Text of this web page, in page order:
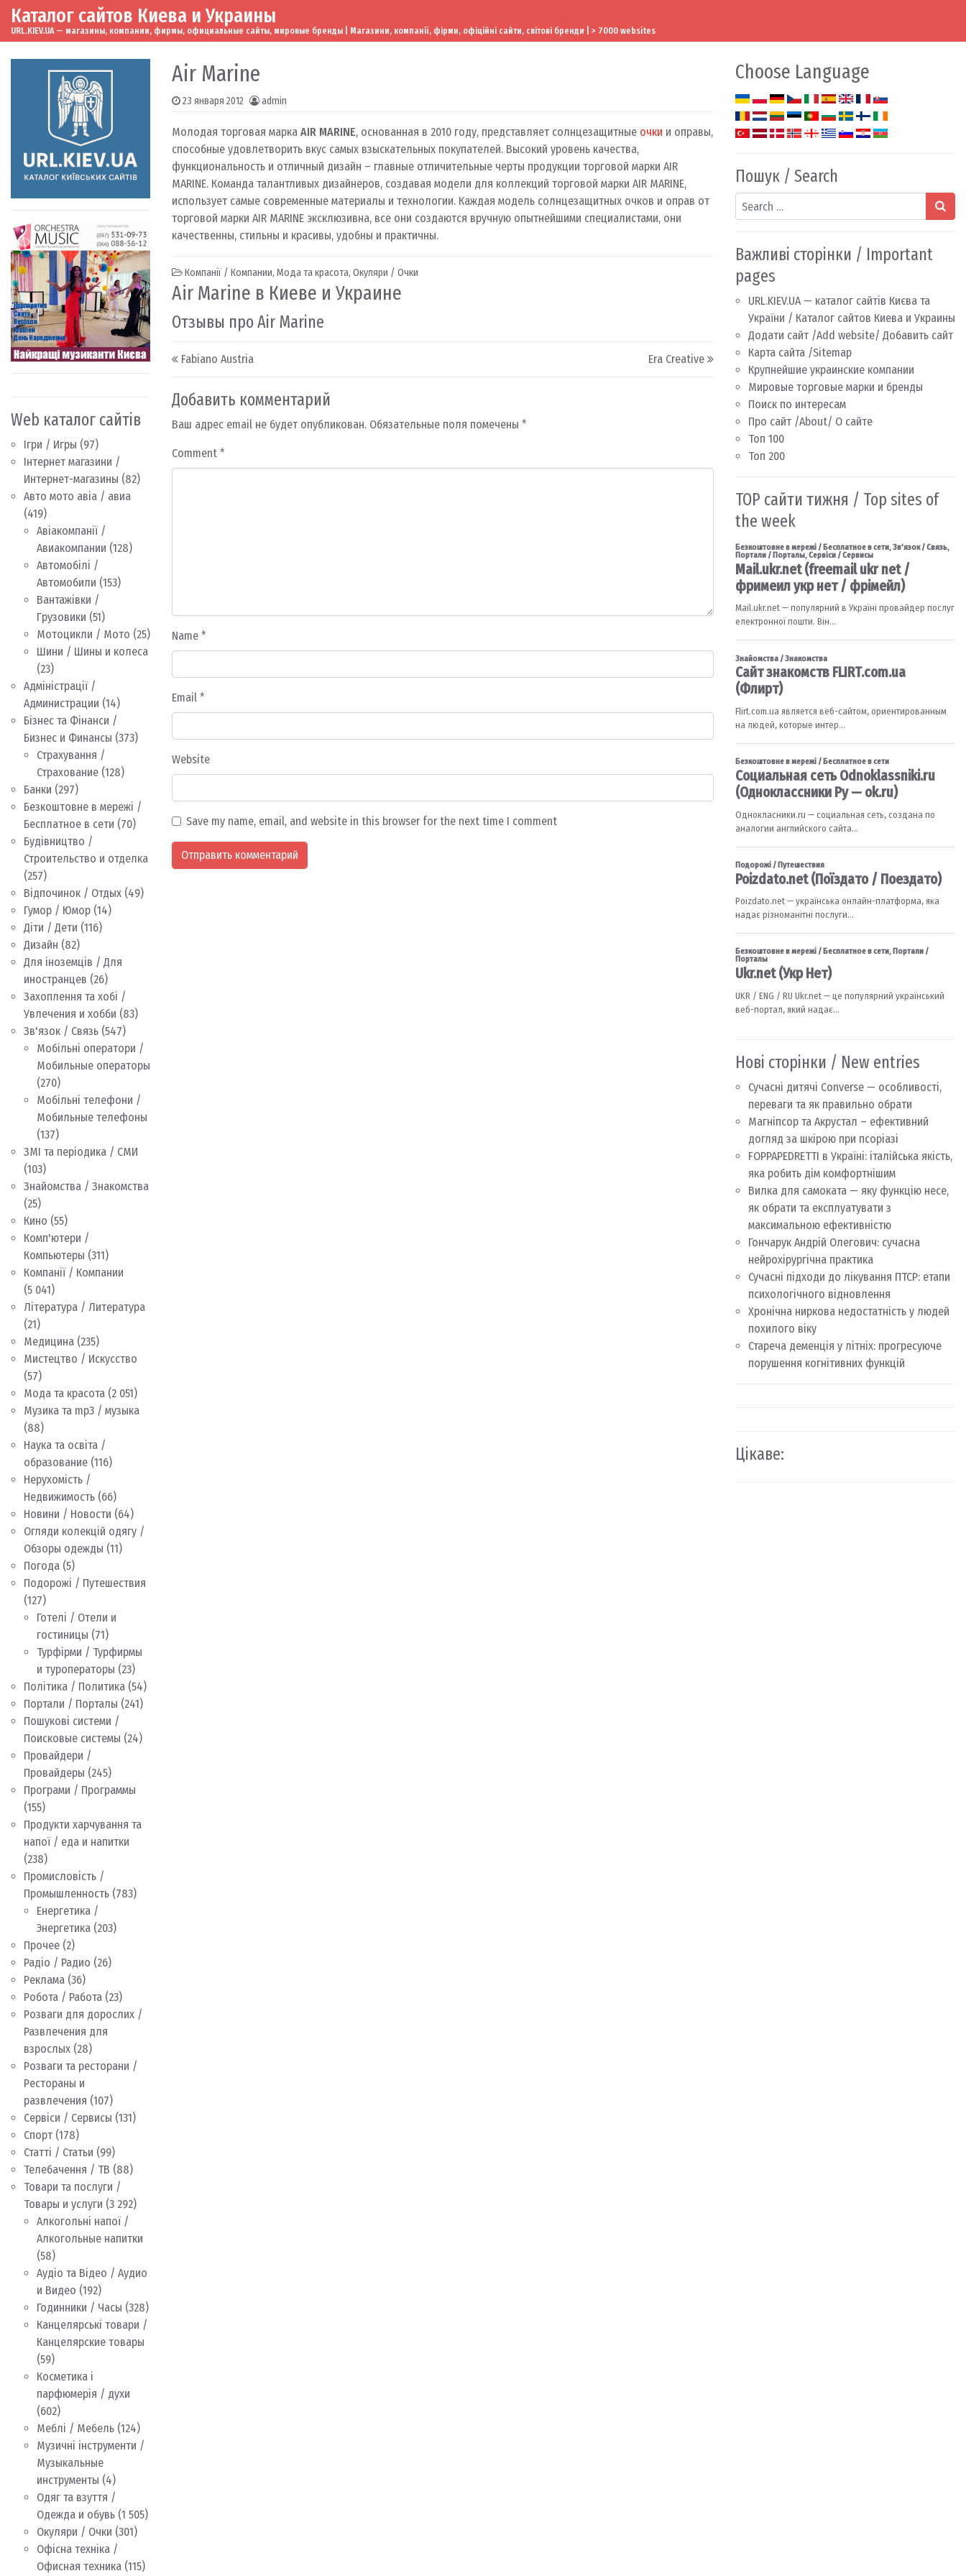
Skip to content
Main Navigation
Каталог сайтов Киева и Украины
URL.KIEV.UA — магазины, компании, фирмы, официальные сайты, мировые бренды | Магазини, компанії, фірми, офіційні сайти, світові бренди | > 7000 websites
Web каталог сайтів
Ігри / Игры (97)
Інтернет магазини /
Интернет-магазины (82)
Авто мото авіа / авиа
(419)
Авіакомпанії /
Авиакомпании (128)
Автомобілі /
Автомобили (153)
Вантажівки /
Грузовики (51)
Мотоцикли / Мото (25)
Шини / Шины и колеса
(23)
Адміністрації /
Администрации (14)
Бізнес та Фінанси /
Бизнес и Финансы (373)
Страхування /
Страхование (128)
Банки (297)
Безкоштовне в мережі /
Бесплатное в сети (70)
Будівництво /
Строительство и отделка
(257)
Відпочинок / Отдых (49)
Гумор / Юмор (14)
Діти / Дети (116)
Дизайн (82)
Для іноземців / Для
иностранцев (26)
Захоплення та хобі /
Увлечения и хобби (83)
Зв'язок / Связь (547)
Мобільні оператори /
Мобильные операторы
(270)
Мобільні телефони /
Мобильные телефоны
(137)
ЗМІ та періодика / СМИ
(103)
Знайомства / Знакомства
(25)
Кино (55)
Комп'ютери /
Компьютеры (311)
Компанії / Компании
(5 041)
Література / Литература
(21)
Медицина (235)
Мистецтво / Искусство
(57)
Мода та красота (2 051)
Музика та mp3 / музыка
(88)
Наука та освіта /
образование (116)
Нерухомість /
Недвижимость (66)
Новини / Новости (64)
Огляди колекцій одягу /
Обзоры одежды (11)
Погода (5)
Подорожі / Путешествия
(127)
Готелі / Отели и
гостиницы (71)
Турфірми / Турфирмы
и туроператоры (23)
Політика / Политика (54)
Портали / Порталы (241)
Пошукові системи /
Поисковые системы (24)
Провайдери /
Провайдеры (245)
Програми / Программы
(155)
Продукти харчування та
напої / еда и напитки
(238)
Промисловість /
Промышленность (783)
Енергетика /
Энергетика (203)
Прочее (2)
Радіо / Радио (26)
Реклама (36)
Робота / Работа (23)
Розваги для дорослих /
Развлечения для
взрослых (28)
Розваги та ресторани /
Рестораны и
развлечения (107)
Сервіси / Сервисы (131)
Спорт (178)
Статті / Статьи (99)
Телебачення / ТВ (88)
Товари та послуги /
Товары и услуги (3 292)
Алкогольні напої /
Алкогольные напитки
(58)
Аудіо та Відео / Аудио
и Видео (192)
Годинники / Часы (328)
Канцелярські товари /
Канцелярские товары
(59)
Косметика і
парфюмерія / духи
(602)
Меблі / Мебель (124)
Музичні інструменти /
Музыкальные
инструменты (4)
Одяг та взуття /
Одежда и обувь (1 505)
Окуляри / Очки (301)
Офісна техніка /
Офисная техника (115)
Air Marine
23 января 2012 admin
Молодая торговая марка AIR MARINE, основанная в 2010 году, представляет солнцезащитные очки и оправы,
способные удовлетворить вкус самых взыскательных покупателей. Высокий уровень качества,
функциональность и отличный дизайн – главные отличительные черты продукции торговой марки AIR
MARINE. Команда талантливых дизайнеров, создавая модели для коллекций торговой марки AIR MARINE,
использует самые современные материалы и технологии. Каждая модель солнцезащитных очков и оправ от
торговой марки AIR MARINE эксклюзивна, все они создаются вручную опытнейшими специалистами, они
качественны, стильны и красивы, удобны и практичны.
Компанії / Компании, Мода та красота, Окуляри / Очки
Air Marine в Киеве и Украине
Отзывы про Air Marine
Post navigation
Fabiano Austria Era Creative
Добавить комментарий
Ваш адрес email не будет опубликован. Обязательные поля помечены *
Comment *
Name *
Email *
Website
Save my name, email, and website in this browser for the next time I comment
Choose Language
Пошук / Search
Search
Важливі сторінки / Important
pages
URL.KIEV.UA — каталог сайтів Києва та
України / Каталог сайтов Киева и Украины
Додати сайт /Add website/ Добавить сайт
Карта сайта /Sitemap
Крупнейшие украинские компании
Мировые торговые марки и бренды
Поиск по интересам
Про сайт /About/ О сайте
Топ 100
Топ 200
TOP сайти тижня / Top sites of
the week
Нові сторінки / New entries
Сучасні дитячі Converse — особливості,
переваги та як правильно обрати
Магніпсор та Акрустал – ефективний
догляд за шкірою при псоріазі
FOPPAPEDRETTI в Україні: італійська якість,
яка робить дім комфортнішим
Вилка для самоката — яку функцію несе,
як обрати та експлуатувати з
максимальною ефективністю
Гончарук Андрій Олегович: сучасна
нейрохірургічна практика
Сучасні підходи до лікування ПТСР: етапи
психологічного відновлення
Хронічна ниркова недостатність у людей
похилого віку
Стареча деменція у літніх: прогресуюче
порушення когнітивних функцій
Цікаве: